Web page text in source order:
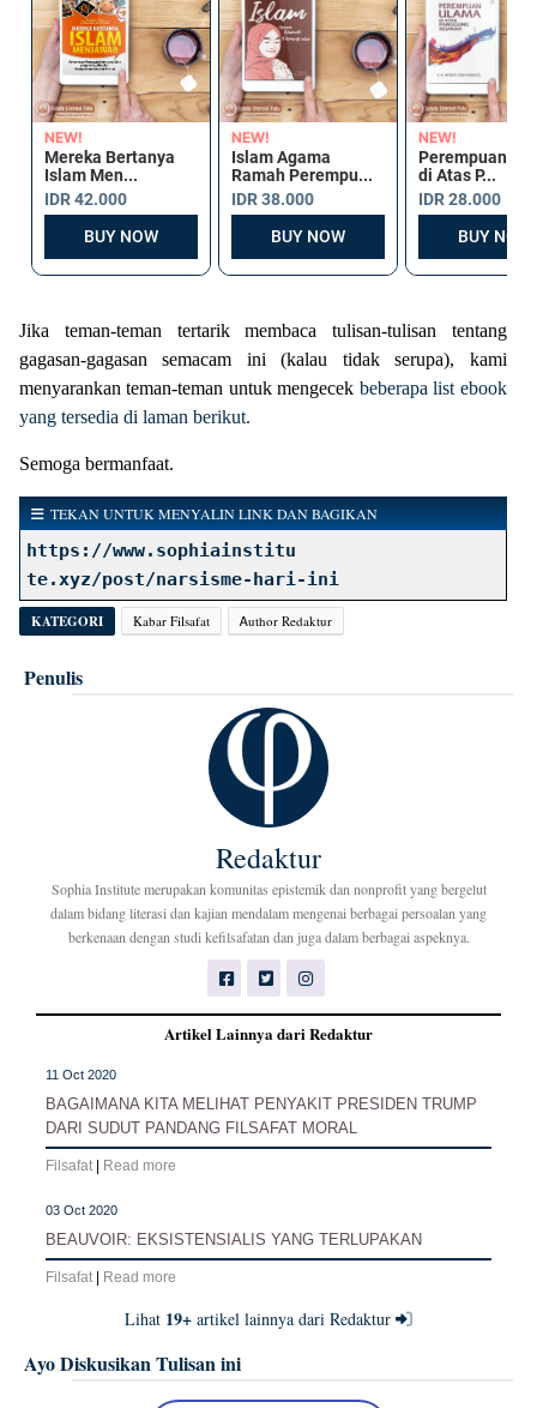
Jika teman-teman tertarik membaca tulisan-tulisan tentang
gagasan-gagasan semacam ini (kalau tidak serupa), kami
menyarankan teman-teman untuk mengecek beberapa list ebook
yang tersedia di laman berikut.
Semoga bermanfaat.
TEKAN UNTUK MENYALIN LINK DAN BAGIKAN
https://www.sophiainstitu
te.xyz/post/narsisme-hari-ini
KATEGORI Kabar Filsafat Ꭺuthor Redaktur
Penulis
Redaktur
Sophia Institute merupakan komunitas epistemik dan nonprofit yang bergelut
dalam bidang literasi dan kajian mendalam mengenai berbagai persoalan yang
berkenaan dengan studi kefilsafatan dan juga dalam berbagai aspeknya.
Artikel Lainnya dari Redaktur
11 Oct 2020
BAGAIMANA KITA MELIHAT PENYAKIT PRESIDEN TRUMP
DARI SUDUT PANDANG FILSAFAT MORAL
Filsafat Read more
03 Oct 2020
BEAUVOIR: EKSISTENSIALIS YANG TERLUPAKAN
Filsafat Read more
Lihat 19+ artikel lainnya dari Redaktur
Ayo Diskusikan Tulisan ini